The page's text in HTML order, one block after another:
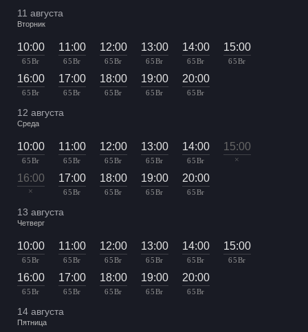
11 августа
Вторник
10:00
65 Br
11:00
65 Br
12:00
65 Br
13:00
65 Br
14:00
65 Br
15:00
65 Br
16:00
65 Br
17:00
65 Br
18:00
65 Br
19:00
65 Br
20:00
65 Br
12 августа
Среда
10:00
65 Br
11:00
65 Br
12:00
65 Br
13:00
65 Br
14:00
65 Br
15:00
×
16:00
×
17:00
65 Br
18:00
65 Br
19:00
65 Br
20:00
65 Br
13 августа
Четверг
10:00
65 Br
11:00
65 Br
12:00
65 Br
13:00
65 Br
14:00
65 Br
15:00
65 Br
16:00
65 Br
17:00
65 Br
18:00
65 Br
19:00
65 Br
20:00
65 Br
14 августа
Пятница